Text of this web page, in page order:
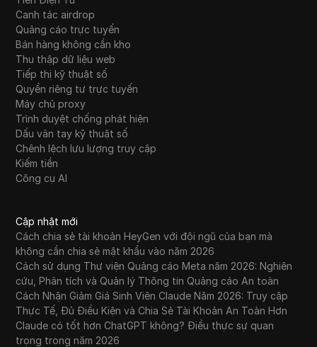
Canh tác airdrop
Quảng cáo trực tuyến
Bán hàng không cần kho
Thu thập dữ liệu web
Tiếp thị kỹ thuật số
Quyền riêng tư trực tuyến
Máy chủ proxy
Trình duyệt chống phát hiện
Dấu vân tay kỹ thuật số
Chênh lệch lưu lượng truy cập
Kiếm tiền
Công cụ AI
Cập nhật mới
Cách chia sẻ tài khoản HeyGen với đội ngũ của bạn mà
không cần chia sẻ mật khẩu vào năm 2026
Cách sử dụng Thư viện Quảng cáo Meta năm 2026: Nghiên
cứu, Phân tích và Quản lý Thông tin Quảng cáo An toàn
Cách Nhận Giảm Giá Sinh Viên Claude Năm 2026: Truy cập
Thực Tế, Đủ Điều Kiện và Chia Sẻ Tài Khoản An Toàn Hơn
Claude có tốt hơn ChatGPT không? Điều thực sự quan
trọng trong năm 2026